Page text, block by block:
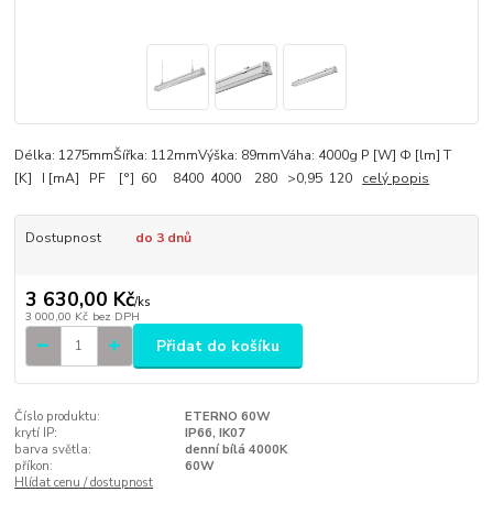
Délka: 1275mmŠířka: 112mmVýška: 89mmVáha: 4000g P [W] Ф [lm] T
[K] I [mA] PF [°] 60 8400 4000 280 >0,95 120 celý popis
Dostupnost do 3 dnů
3 630,00 Kč/ks
3 000,00 Kč bez DPH
Přidat do košíku
Číslo produktu:
ETERNO 60W
krytí IP:
IP66, IK07
barva světla:
denní bílá 4000K
příkon:
60W
Hlídat cenu / dostupnost